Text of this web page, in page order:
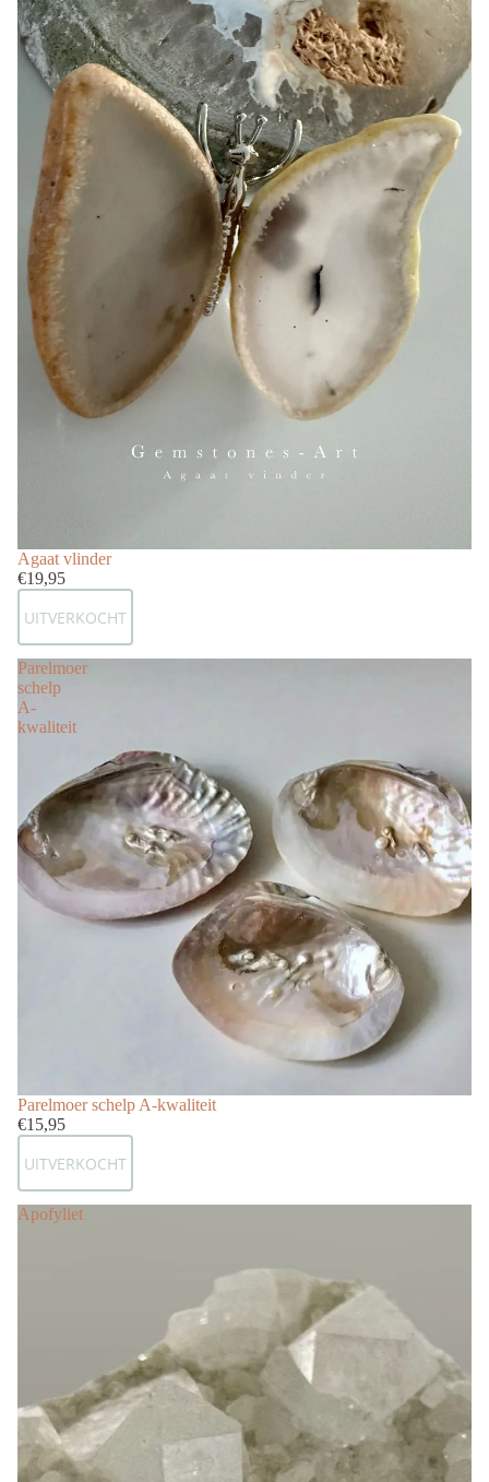
Uitverkocht
Agaat vlinder
€19,95
UITVERKOCHT
Parelmoer
schelp
A-
kwaliteit
Uitverkocht
Parelmoer schelp A-kwaliteit
€15,95
UITVERKOCHT
Apofyliet